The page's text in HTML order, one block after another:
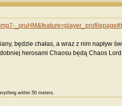
będzie chałas, a wraz z nim napływ
herosami Chaosu będą Chaos
within 50 meters.